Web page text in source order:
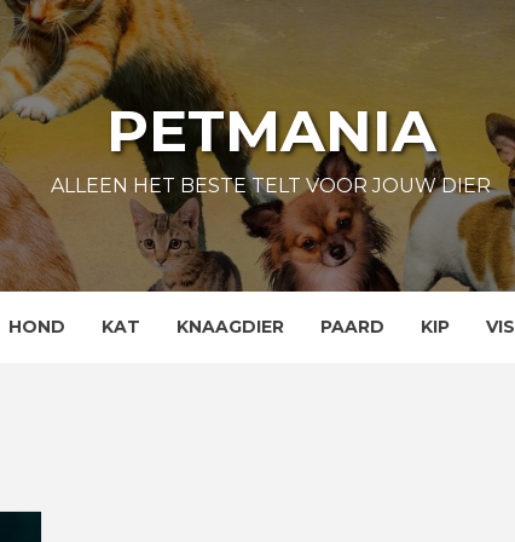
PETMANIA
ALLEEN HET BESTE TELT VOOR JOUW DIER
HOND KAT KNAAGDIER PAARD KIP VIS